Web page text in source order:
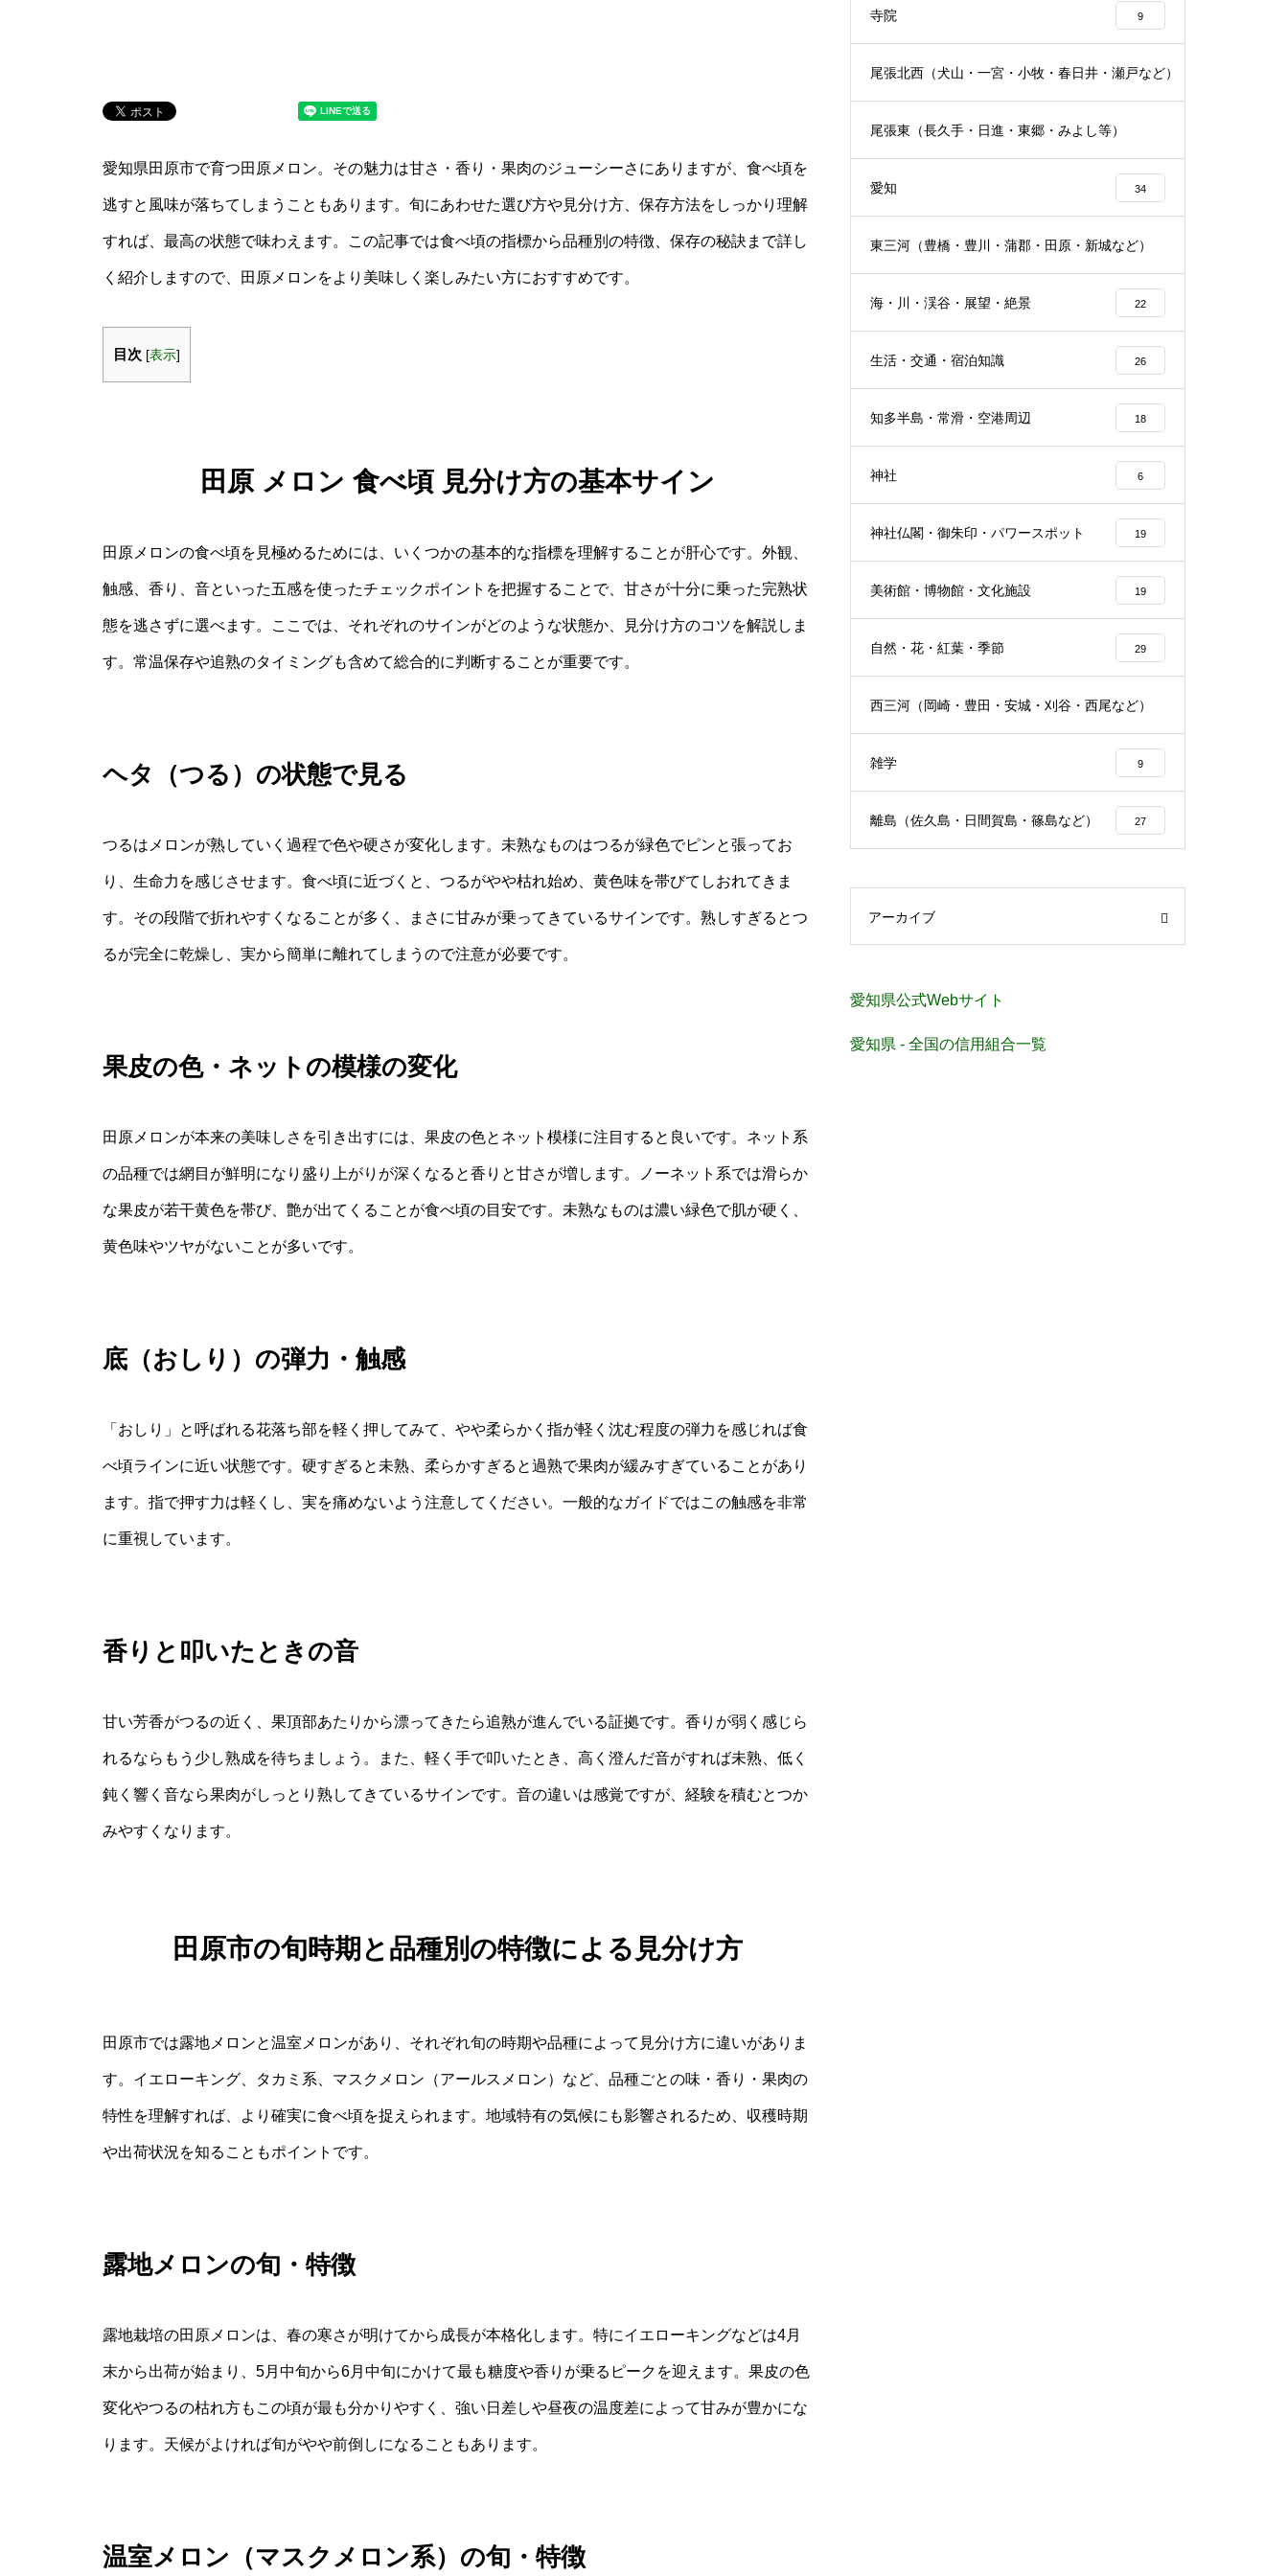
愛知県田原市で育つ田原メロン。その魅力は甘さ・香り・果肉のジューシーさにありますが、食べ頃を
逃すと風味が落ちてしまうこともあります。旬にあわせた選び方や見分け方、保存方法をしっかり理解
すれば、最高の状態で味わえます。この記事では食べ頃の指標から品種別の特徴、保存の秘訣まで詳し
く紹介しますので、田原メロンをより美味しく楽しみたい方におすすめです。
目次 [表示]
田原 メロン 食べ頃 見分け方の基本サイン
田原メロンの食べ頃を見極めるためには、いくつかの基本的な指標を理解することが肝心です。外観、
触感、香り、音といった五感を使ったチェックポイントを把握することで、甘さが十分に乗った完熟状
態を逃さずに選べます。ここでは、それぞれのサインがどのような状態か、見分け方のコツを解説しま
す。常温保存や追熟のタイミングも含めて総合的に判断することが重要です。
ヘタ（つる）の状態で見る
つるはメロンが熟していく過程で色や硬さが変化します。未熟なものはつるが緑色でピンと張ってお
り、生命力を感じさせます。食べ頃に近づくと、つるがやや枯れ始め、黄色味を帯びてしおれてきま
す。その段階で折れやすくなることが多く、まさに甘みが乗ってきているサインです。熟しすぎるとつ
るが完全に乾燥し、実から簡単に離れてしまうので注意が必要です。
果皮の色・ネットの模様の変化
田原メロンが本来の美味しさを引き出すには、果皮の色とネット模様に注目すると良いです。ネット系
の品種では網目が鮮明になり盛り上がりが深くなると香りと甘さが増します。ノーネット系では滑らか
な果皮が若干黄色を帯び、艶が出てくることが食べ頃の目安です。未熟なものは濃い緑色で肌が硬く、
黄色味やツヤがないことが多いです。
底（おしり）の弾力・触感
「おしり」と呼ばれる花落ち部を軽く押してみて、やや柔らかく指が軽く沈む程度の弾力を感じれば食
べ頃ラインに近い状態です。硬すぎると未熟、柔らかすぎると過熟で果肉が緩みすぎていることがあり
ます。指で押す力は軽くし、実を痛めないよう注意してください。一般的なガイドではこの触感を非常
に重視しています。
香りと叩いたときの音
甘い芳香がつるの近く、果頂部あたりから漂ってきたら追熟が進んでいる証拠です。香りが弱く感じら
れるならもう少し熟成を待ちましょう。また、軽く手で叩いたとき、高く澄んだ音がすれば未熟、低く
鈍く響く音なら果肉がしっとり熟してきているサインです。音の違いは感覚ですが、経験を積むとつか
みやすくなります。
田原市の旬時期と品種別の特徴による見分け方
田原市では露地メロンと温室メロンがあり、それぞれ旬の時期や品種によって見分け方に違いがありま
す。イエローキング、タカミ系、マスクメロン（アールスメロン）など、品種ごとの味・香り・果肉の
特性を理解すれば、より確実に食べ頃を捉えられます。地域特有の気候にも影響されるため、収穫時期
や出荷状況を知ることもポイントです。
露地メロンの旬・特徴
露地栽培の田原メロンは、春の寒さが明けてから成長が本格化します。特にイエローキングなどは4月
末から出荷が始まり、5月中旬から6月中旬にかけて最も糖度や香りが乗るピークを迎えます。果皮の色
変化やつるの枯れ方もこの頃が最も分かりやすく、強い日差しや昼夜の温度差によって甘みが豊かにな
ります。天候がよければ旬がやや前倒しになることもあります。
温室メロン（マスクメロン系）の旬・特徴
寺院 9
尾張北西（犬山・一宮・小牧・春日井・瀬戸など）
尾張東（長久手・日進・東郷・みよし等）
愛知 34
東三河（豊橋・豊川・蒲郡・田原・新城など）
海・川・渓谷・展望・絶景 22
生活・交通・宿泊知識 26
知多半島・常滑・空港周辺 18
神社 6
神社仏閣・御朱印・パワースポット 19
美術館・博物館・文化施設 19
自然・花・紅葉・季節 29
西三河（岡崎・豊田・安城・刈谷・西尾など）
雑学 9
離島（佐久島・日間賀島・篠島など） 27
アーカイブ
愛知県公式Webサイト
愛知県 - 全国の信用組合一覧